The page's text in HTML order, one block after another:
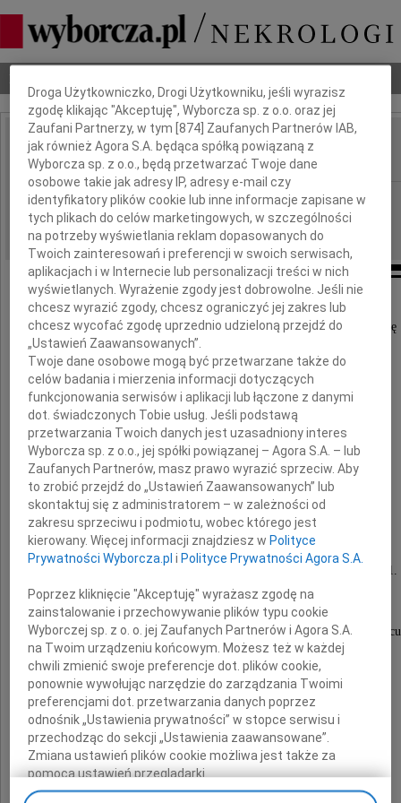
IMIĘ I NAZWISKO: Jerzy Wielocha
REGION: Warszawa
DATA EMISJI: 05.08.2009
Ze smutkiem i żalem żegnamy naszego Kolegę
Jerzego Wielochę
Wieloletniego nauczyciela
Zespołu Szkół Licealnych i Technicznych nr 1.
Człowieka wielkiej życzliwości i o wielkim
Żonie i Rodzinie
wyrazy współczucia
Dbamy o Twoją prywatność
Droga Użytkowniczko, Drogi Użytkowniku, jeśli wyrazisz
zgodę klikając "Akceptuję", Wyborcza sp. z o.o. oraz jej
Zaufani Partnerzy, w tym [874] Zaufanych Partnerów IAB,
jak również Agora S.A. będąca spółką powiązaną z
Wyborcza sp. z o.o., będą przetwarzać Twoje dane
osobowe takie jak adresy IP, adresy e-mail czy
identyfikatory plików cookie lub inne informacje zapisane w
tych plikach do celów marketingowych, w szczególności
na potrzeby wyświetlania reklam dopasowanych do
Twoich zainteresowań i preferencji w swoich serwisach,
aplikacjach i w Internecie lub personalizacji treści w nich
wyświetlanych. Wyrażenie zgody jest dobrowolne. Jeśli nie
chcesz wyrazić zgody, chcesz ograniczyć jej zakres lub
chcesz wycofać zgodę uprzednio udzieloną przejdź do
„Ustawień Zaawansowanych”.
Twoje dane osobowe mogą być przetwarzane także do
celów badania i mierzenia informacji dotyczących
funkcjonowania serwisów i aplikacji lub łączone z danymi
dot. świadczonych Tobie usług. Jeśli podstawą
przetwarzania Twoich danych jest uzasadniony interes
Wyborcza sp. z o.o., jej spółki powiązanej – Agora S.A. – lub
Zaufanych Partnerów, masz prawo wyrazić sprzeciw. Aby
to zrobić przejdź do „Ustawień Zaawansowanych” lub
skontaktuj się z administratorem – w zależności od
zakresu sprzeciwu i podmiotu, wobec którego jest
kierowany. Więcej informacji znajdziesz wPolityce
Prywatności Wyborcza.pl iPolityce Prywatności Agora S.A.
Poprzez kliknięcie "Akceptuję" wyrażasz zgodę na
zainstalowanie i przechowywanie plików typu cookie
Wyborczej sp. z o. o. jej Zaufanych Partnerów i Agora S.A.
na Twoim urządzeniu końcowym. Możesz też w każdej
chwili zmienić swoje preferencje dot. plików cookie,
ponownie wywołując narzędzie do zarządzania Twoimi
preferencjami dot. przetwarzania danych poprzez
odnośnik „Ustawienia prywatności” w stopce serwisu i
przechodząc do sekcji „Ustawienia zaawansowane”.
Zmiana ustawień plików cookie możliwa jest także za
pomocą ustawień przeglądarki.